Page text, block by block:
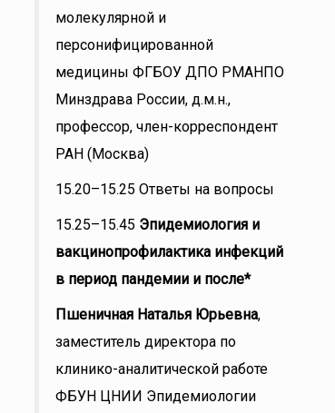
молекулярной и
персонифицированной
медицины ФГБОУ ДПО РМАНПО
Минздрава России, д.м.н.,
профессор, член-корреспондент
РАН (Москва)
15.20–15.25 Ответы на вопросы
15.25–15.45 Эпидемиология и
вакцинопрофилактика инфекций
в период пандемии и после*
Пшеничная Наталья Юрьевна,
заместитель директора по
клинико-аналитической работе
ФБУН ЦНИИ Эпидемиологии